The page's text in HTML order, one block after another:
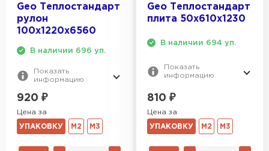
Geo Теплостандарт
рулон
100х1220х6560
В наличии 696 уп.
Показать
информацию
920 ₽
Цена за
УПАКОВКУ М2 М3
Geo Теплостандарт
плита 50х610х1230
В наличии 694 уп.
Показать
информацию
810 ₽
Цена за
УПАКОВКУ М2 М3